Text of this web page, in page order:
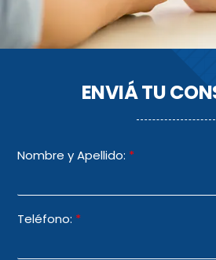
ENVIÁ TU
Nombre y Apellido: *
Teléfono: *